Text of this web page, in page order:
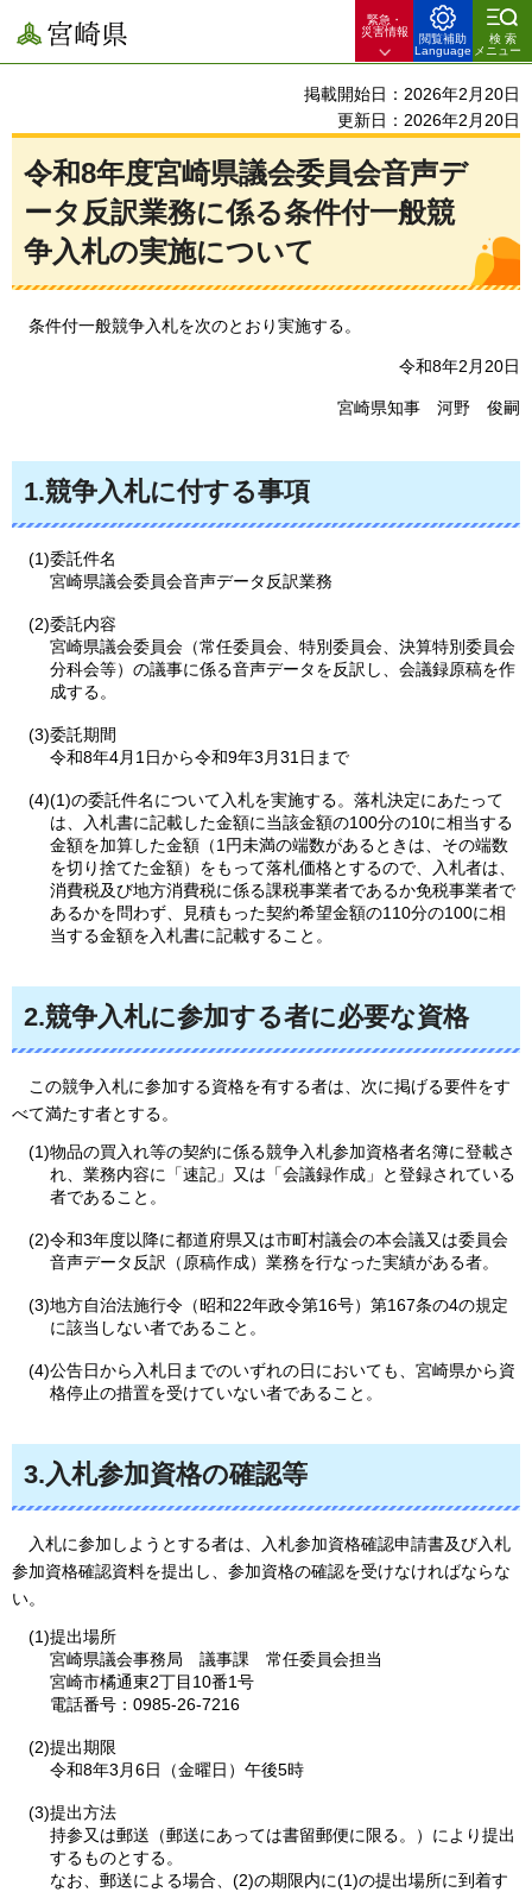
宮崎県
緊急・
災害情報
閲覧補助
Language
検索
メニュー
掲載開始日：2026年2月20日
更新日：2026年2月20日
令和8年度宮崎県議会委員会音声デ
ータ反訳業務に係る条件付一般競
争入札の実施について
条件付一般競争入札を次のとおり実施する。
令和8年2月20日
宮崎県知事 河野 俊嗣
1.競争入札に付する事項
(1)委託件名
宮崎県議会委員会音声データ反訳業務
(2)委託内容
宮崎県議会委員会（常任委員会、特別委員会、決算特別委員会
分科会等）の議事に係る音声データを反訳し、会議録原稿を作
成する。
(3)委託期間
令和8年4月1日から令和9年3月31日まで
(4)(1)の委託件名について入札を実施する。落札決定にあたって
は、入札書に記載した金額に当該金額の100分の10に相当する
金額を加算した金額（1円未満の端数があるときは、その端数
を切り捨てた金額）をもって落札価格とするので、入札者は、
消費税及び地方消費税に係る課税事業者であるか免税事業者で
あるかを問わず、見積もった契約希望金額の110分の100に相
当する金額を入札書に記載すること。
2.競争入札に参加する者に必要な資格
この競争入札に参加する資格を有する者は、次に掲げる要件をす
べて満たす者とする。
(1)物品の買入れ等の契約に係る競争入札参加資格者名簿に登載さ
れ、業務内容に「速記」又は「会議録作成」と登録されている
者であること。
(2)令和3年度以降に都道府県又は市町村議会の本会議又は委員会
音声データ反訳（原稿作成）業務を行なった実績がある者。
(3)地方自治法施行令（昭和22年政令第16号）第167条の4の規定
に該当しない者であること。
(4)公告日から入札日までのいずれの日においても、宮崎県から資
格停止の措置を受けていない者であること。
3.入札参加資格の確認等
入札に参加しようとする者は、入札参加資格確認申請書及び入札
参加資格確認資料を提出し、参加資格の確認を受けなければならな
い。
(1)提出場所
宮崎県議会事務局
議事課
常任委員会担当
宮崎市橘通東2丁目10番1号
電話番号：0985-26-7216
(2)提出期限
令和8年3月6日（金曜日）午後5時
(3)提出方法
持参又は郵送（郵送にあっては書留郵便に限る。）により提出
するものとする。
なお、郵送による場合、(2)の期限内に(1)の提出場所に到着す